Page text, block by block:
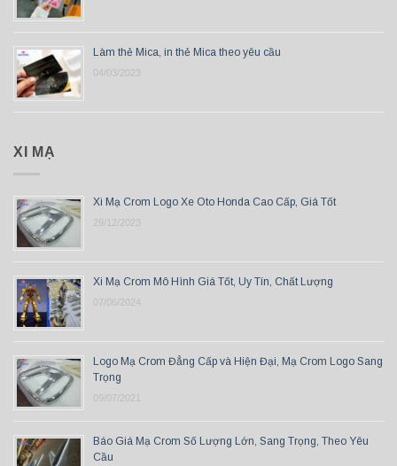
Làm thẻ Mica, in thẻ Mica theo yêu cầu
04/03/2023
XI MẠ
Xi Mạ Crom Logo Xe Oto Honda Cao Cấp, Giá Tốt
29/12/2023
Xi Mạ Crom Mô Hình Giá Tốt, Uy Tín, Chất Lượng
07/06/2024
Logo Mạ Crom Đẳng Cấp và Hiện Đại, Mạ Crom Logo Sang
Trọng
09/07/2021
Báo Giá Mạ Crom Số Lượng Lớn, Sang Trọng, Theo Yêu
Cầu